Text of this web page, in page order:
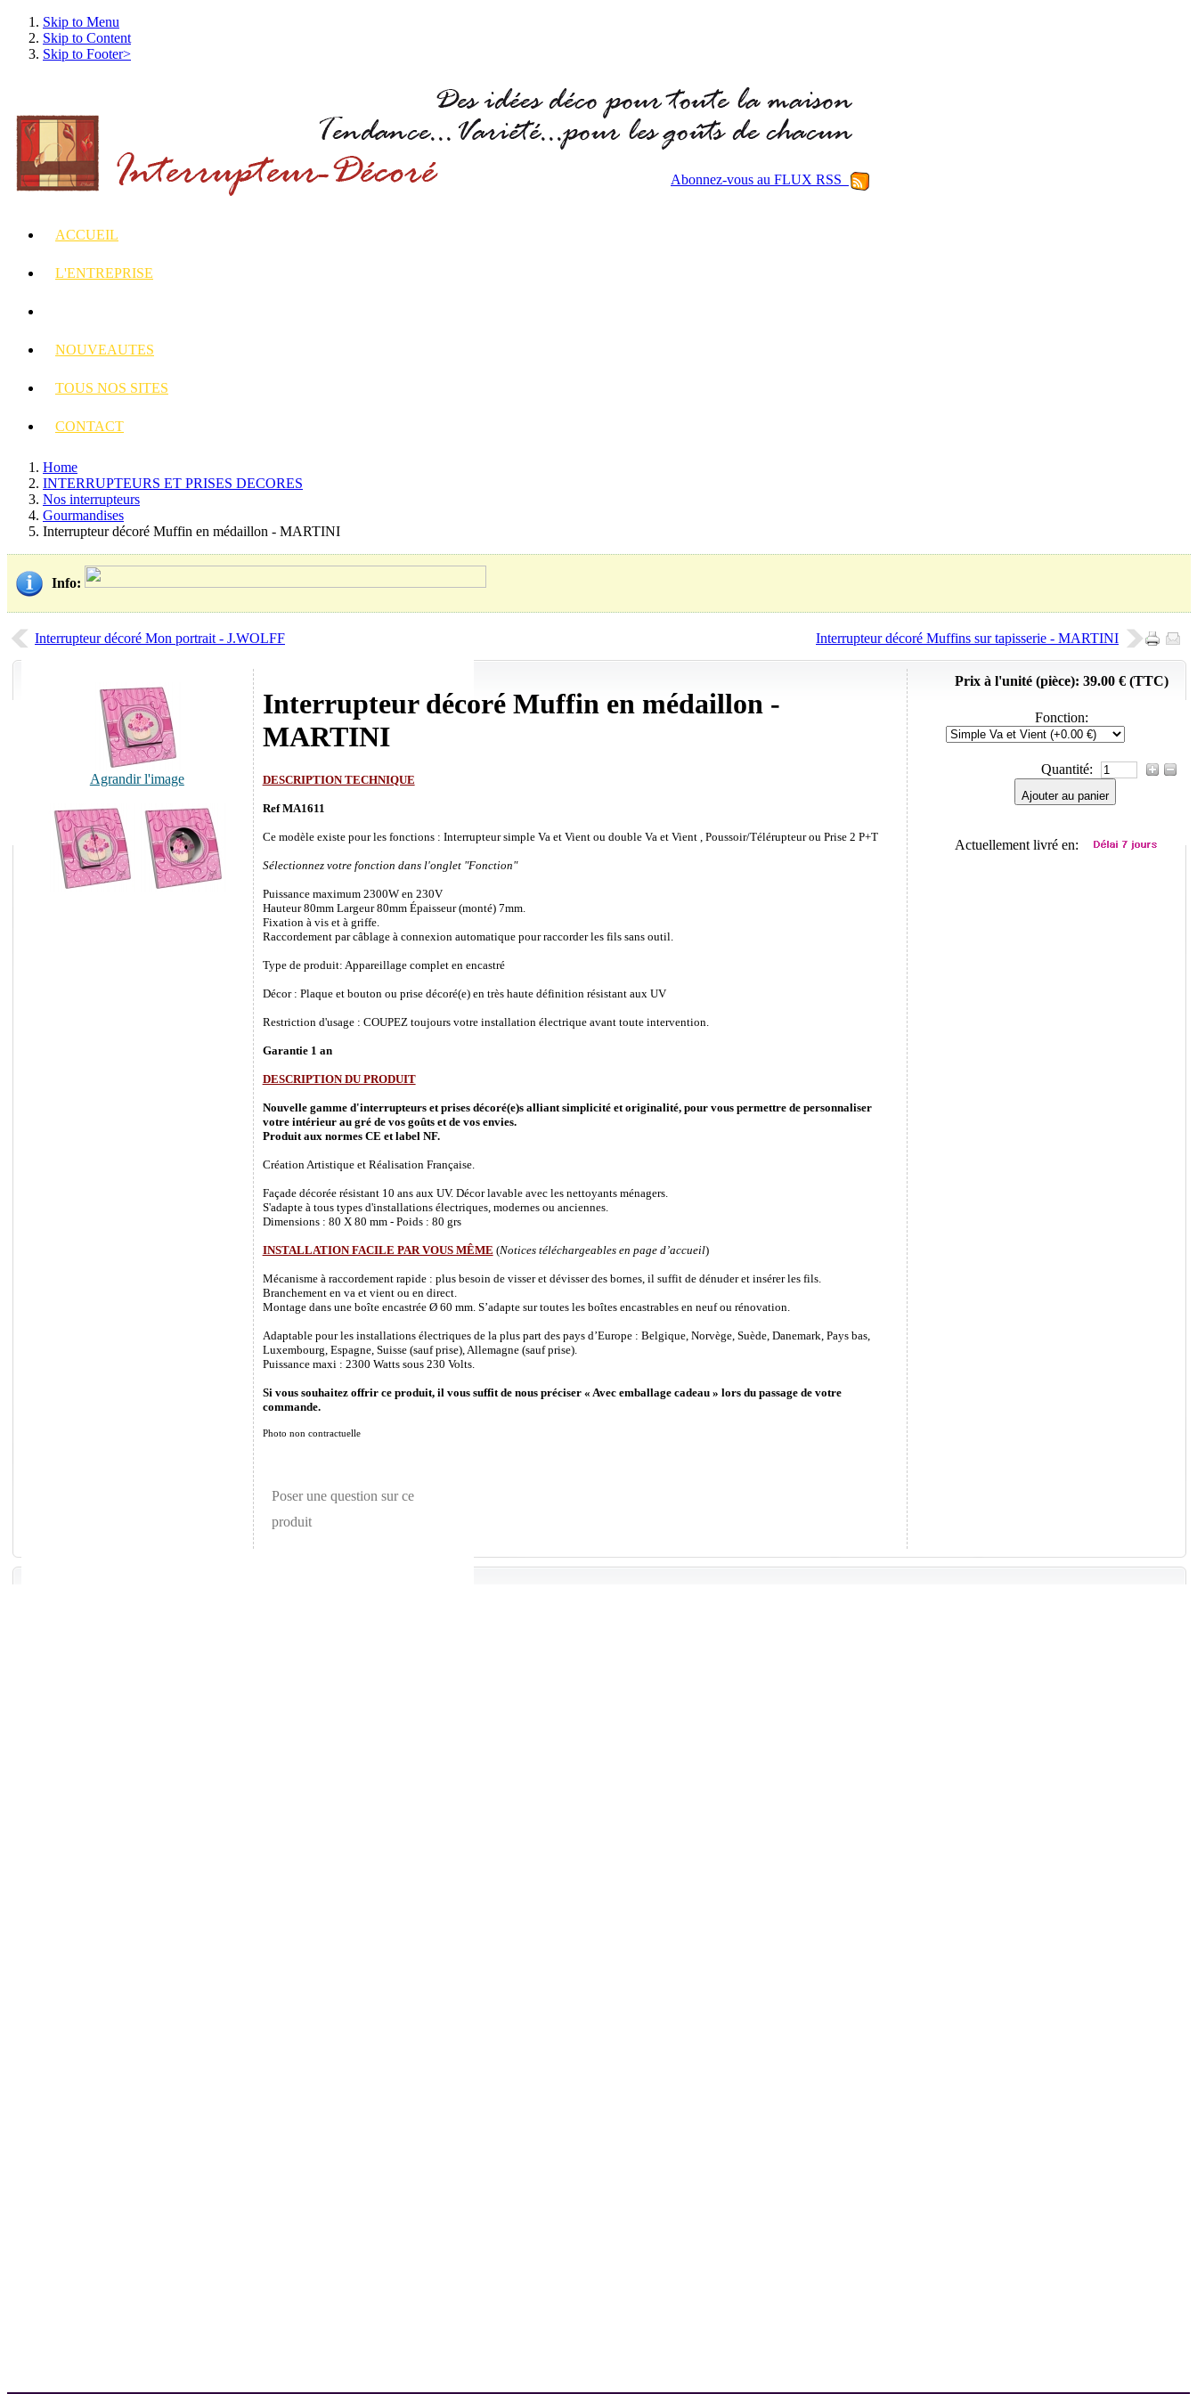
Skip to Menu
Skip to Content
Skip to Footer>
Abonnez-vous au FLUX RSS
ACCUEIL
L'ENTREPRISE
NOUVEAUTES
TOUS NOS SITES
CONTACT
Home
INTERRUPTEURS ET PRISES DECORES
Nos interrupteurs
Gourmandises
Interrupteur décoré Muffin en médaillon - MARTINI
Info:
Interrupteur décoré Mon portrait - J.WOLFF Interrupteur décoré Muffins sur tapisserie - MARTINI
Agrandir l'image
Interrupteur décoré Muffin en médaillon -
MARTINI
DESCRIPTION TECHNIQUE
Ref MA1611
Ce modèle existe pour les fonctions : Interrupteur simple Va et Vient ou double Va et Vient , Poussoir/Télérupteur ou Prise 2 P+T
Sélectionnez votre fonction dans l'onglet "Fonction"
Puissance maximum 2300W en 230V
Hauteur 80mm Largeur 80mm Épaisseur (monté) 7mm.
Fixation à vis et à griffe.
Raccordement par câblage à connexion automatique pour raccorder les fils sans outil.
Type de produit: Appareillage complet en encastré
Décor : Plaque et bouton ou prise décoré(e) en très haute définition résistant aux UV
Restriction d'usage : COUPEZ toujours votre installation électrique avant toute intervention.
Garantie 1 an
DESCRIPTION DU PRODUIT
Nouvelle gamme d'interrupteurs et prises décoré(e)s alliant simplicité et originalité, pour vous permettre de personnaliser
votre intérieur au gré de vos goûts et de vos envies.
Produit aux normes CE et label NF.
Création Artistique et Réalisation Française.
Façade décorée résistant 10 ans aux UV. Décor lavable avec les nettoyants ménagers.
S'adapte à tous types d'installations électriques, modernes ou anciennes.
Dimensions : 80 X 80 mm - Poids : 80 grs
INSTALLATION FACILE PAR VOUS MÊME (Notices téléchargeables en page d’accueil)
Mécanisme à raccordement rapide : plus besoin de visser et dévisser des bornes, il suffit de dénuder et insérer les fils.
Branchement en va et vient ou en direct.
Montage dans une boîte encastrée Ø 60 mm. S’adapte sur toutes les boîtes encastrables en neuf ou rénovation.
Adaptable pour les installations électriques de la plus part des pays d’Europe : Belgique, Norvège, Suède, Danemark, Pays bas,
Luxembourg, Espagne, Suisse (sauf prise), Allemagne (sauf prise).
Puissance maxi : 2300 Watts sous 230 Volts.
Si vous souhaitez offrir ce produit, il vous suffit de nous préciser « Avec emballage cadeau » lors du passage de votre
commande.
Photo non contractuelle
Poser une question sur ce
produit
Prix à l'unité (pièce): 39.00 € (TTC)
Fonction:
Quantité:
Ajouter au panier
Actuellement livré en: